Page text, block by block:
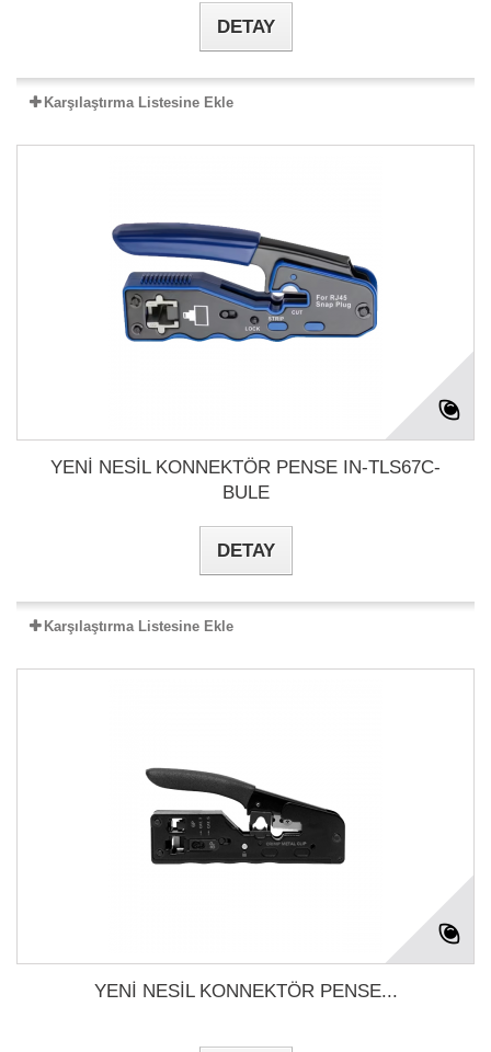
DETAY
Karşılaştırma Listesine Ekle
YENİ NESİL KONNEKTÖR PENSE IN-TLS67C-
BULE
DETAY
Karşılaştırma Listesine Ekle
YENİ NESİL KONNEKTÖR PENSE...